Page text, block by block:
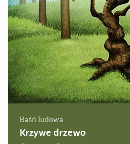
Baśń ludowa
Krzywe drzewo